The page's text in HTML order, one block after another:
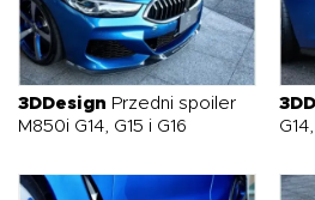
O NAS OFERTA
3DDesign Przedni spoiler
M850i G14, G15 i G16